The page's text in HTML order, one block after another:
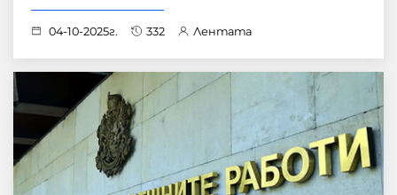
04-10-2025г. 332 Лентата